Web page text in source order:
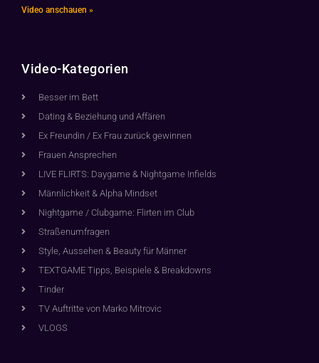
Video anschauen »
Video-Kategorien
Besser im Bett
Dating & Beziehung und Affären
Ex Freundin / Ex Frau zurück gewinnen
Frauen Ansprechen
LIVE FLIRTS: Daygame & Nightgame Infields
Männlichkeit & Alpha Mindset
Nightgame / Clubgame: Flirten im Club
Straßenumfragen
Style, Aussehen & Beauty für Männer
TEXTGAME Tipps, Beispiele & Breakdowns
Tinder
TV Auftritte von Marko Mitrovic
VLOGS